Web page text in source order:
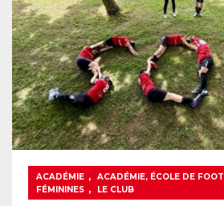
ACADÉMIE , ACADÉMIE, ÉCOLE DE FOOT
FÉMININES , LE CLUB